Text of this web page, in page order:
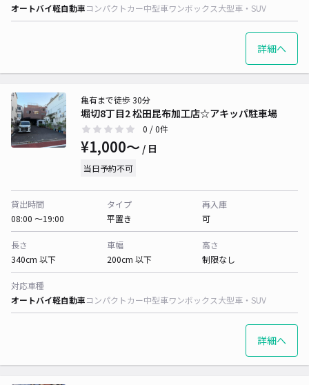
オートバイ軽自動車コンパクトカー中型車ワンボックス大型車・SUV
詳細へ
堀切8丁目2 松田昆布加工店☆アキッパ駐車場
亀有まで徒歩 30分
0 / 0件
¥1,000〜 / 日
当日予約不可
貸出時間
08:00 〜19:00
タイプ
平置き
再入庫
可
長さ
340cm 以下
車幅
200cm 以下
高さ
制限なし
対応車種
オートバイ軽自動車コンパクトカー中型車ワンボックス大型車・SUV
詳細へ